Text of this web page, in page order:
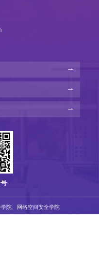
院、网络空间安全学院